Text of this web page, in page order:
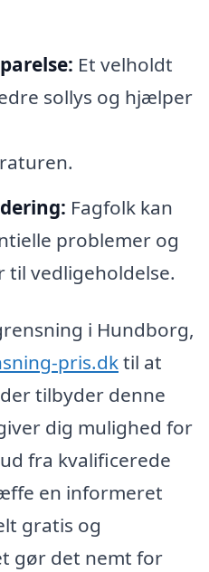
Et velholdt
sollys og hjælper
Fagfolk kan
problemer og
til vedligeholdelse.
i Hundborg,
pris.dktil at
tilbyder denne
dig mulighed for
fra kvalificerede
en informeret
gratis og
gør det nemt for